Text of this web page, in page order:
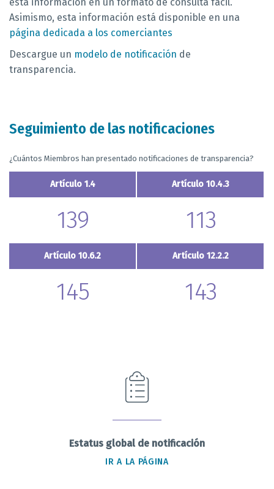
Asimismo, esta información está disponible en una
página dedicada a los comerciantes
Descargue un modelo de notificación de
transparencia.
Seguimiento de las notificaciones
¿Cuántos Miembros han presentado notificaciones de transparencia?
Artículo 1.4
139
Artículo 10.4.3
113
Artículo 10.6.2
145
Artículo 12.2.2
143
Estatus global de notificación
IR A LA PÁGINA